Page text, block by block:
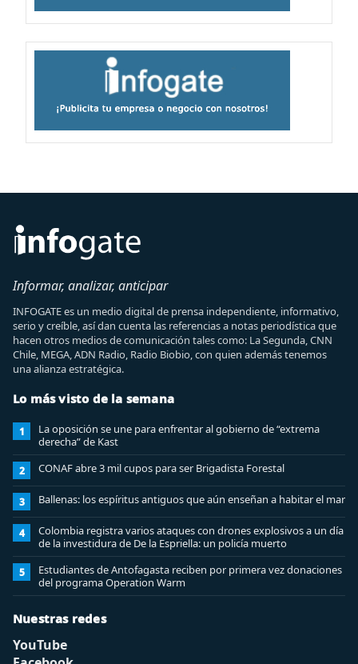
Informar, analizar, anticipar
INFOGATE es un medio digital de prensa independiente, informativo,
serio y creíble, así dan cuenta las referencias a notas periodística que
hacen otros medios de comunicación tales como: La Segunda, CNN
Chile, MEGA, ADN Radio, Radio Biobio, con quien además tenemos
una alianza estratégica.
Lo más visto de la semana
1
La oposición se une para enfrentar al gobierno de “extrema
derecha” de Kast
2 CONAF abre 3 mil cupos para ser Brigadista Forestal
3 Ballenas: los espíritus antiguos que aún enseñan a habitar el mar
4
Colombia registra varios ataques con drones explosivos a un día
de la investidura de De la Espriella: un policía muerto
5
Estudiantes de Antofagasta reciben por primera vez donaciones
del programa Operation Warm
Nuestras redes
YouTube